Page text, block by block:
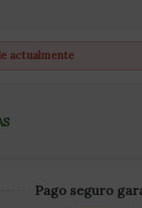
actualmente
Pago seguro